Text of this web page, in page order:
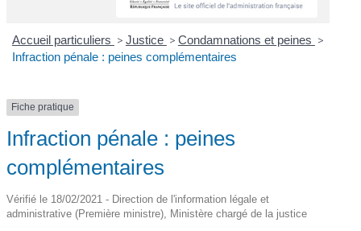
Accueil particuliers > Justice > Condamnations et peines >
Infraction pénale : peines complémentaires
Fiche pratique
Infraction pénale : peines
complémentaires
Vérifié le 18/02/2021 - Direction de l'information légale et
administrative (Première ministre), Ministère chargé de la justice